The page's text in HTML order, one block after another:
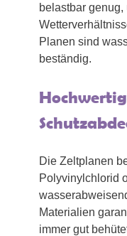
belastbar
Planen sind
beständig.
Die Zeltplanen
Polyvinylchlorid
Materialien
immer gut